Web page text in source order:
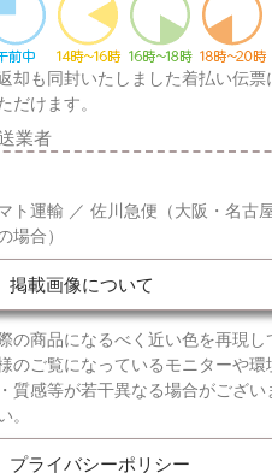
却も同封いたしました着払い伝票
だけます。
業者
ト運輸 ／ 佐川急便（大阪・名古
場合）
掲載画像について
の商品になるべく近い色を再現し
のご覧になっているモニターや
質感等が若干異なる場合がござ
。
プライバシーポリシー